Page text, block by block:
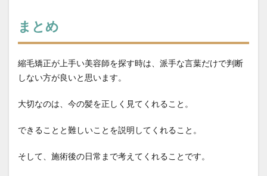
まとめ
縮毛矯正が上手い美容師を探す時は、派手な言葉だけで判断
しない方が良いと思います。
大切なのは、今の髪を正しく見てくれること。
できることと難しいことを説明してくれること。
そして、施術後の日常まで考えてくれることです。